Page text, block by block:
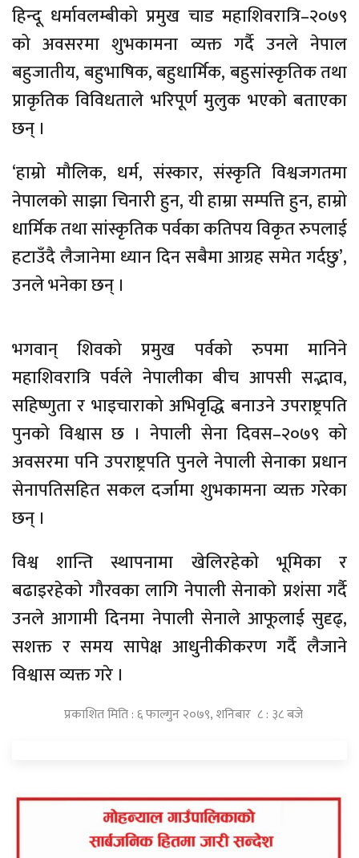
हिन्दू धर्मावलम्बीको प्रमुख चाड महाशिवरात्रि–२०७९
को अवसरमा शुभकामना व्यक्त गर्दै उनले नेपाल
बहुजातीय, बहुभाषिक, बहुधार्मिक, बहुसांस्कृतिक तथा
प्राकृतिक विविधताले भरिपूर्ण मुलुक भएको बताएका
छन् ।
‘हाम्रो मौलिक, धर्म, संस्कार, संस्कृति विश्वजगतमा
नेपालको साझा चिनारी हुन, यी हाम्रा सम्पत्ति हुन, हाम्रो
धार्मिक तथा सांस्कृतिक पर्वका कतिपय विकृत रुपलाई
हटाउँदै लैजानेमा ध्यान दिन सबैमा आग्रह समेत गर्दछु’,
उनले भनेका छन् ।
भगवान् शिवको प्रमुख पर्वको रुपमा मानिने
महाशिवरात्रि पर्वले नेपालीका बीच आपसी सद्भाव,
सहिष्णुता र भाइचाराको अभिवृद्धि बनाउने उपराष्ट्रपति
पुनको विश्वास छ । नेपाली सेना दिवस–२०७९ को
अवसरमा पनि उपराष्ट्रपति पुनले नेपाली सेनाका प्रधान
सेनापतिसहित सकल दर्जामा शुभकामना व्यक्त गरेका
छन् ।
विश्व शान्ति स्थापनामा खेलिरहेको भूमिका र
बढाइरहेको गौरवका लागि नेपाली सेनाको प्रशंसा गर्दै
उनले आगामी दिनमा नेपाली सेनाले आफूलाई सुदृढ्,
सशक्त र समय सापेक्ष आधुनीकीकरण गर्दै लैजाने
विश्वास व्यक्त गरे ।
प्रकाशित मिति : ६ फाल्गुन २०७९, शनिबार ८ : ३८ बजे